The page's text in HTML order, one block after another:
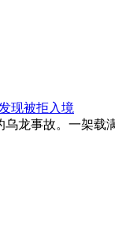
现被拒入境
龙事故。一架